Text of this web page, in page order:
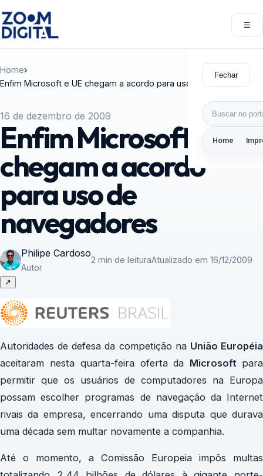
☰
Fechar
Buscar por:
Home
Home›
Enfim Microsoft e UE chegam a acordo para uso de navegadores
16 de dezembro de 2009
Enfim Microsoft e UE
chegam a acordo
para uso de
navegadores
Philipe Cardoso
Autor
2 min de leituraAtualizado em 16/12/2009
↗
Autoridades de defesa da competição na União Européia
aceitaram nesta quarta-feira oferta da Microsoft para
permitir que os usuários de computadores na Europa
possam escolher programas de navegação da Internet
rivais da empresa, encerrando uma disputa que durava
uma década sem multar novamente a companhia.
Até o momento, a Comissão Europeia impôs multas